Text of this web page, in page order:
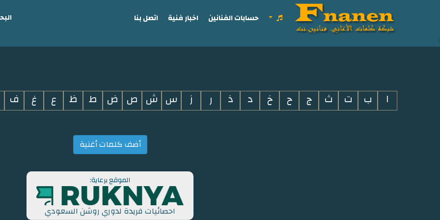
i
حسابات الفنانين اخبار فنية اتصل بنا
ا ب ت ث ج ح خ د ذ ر ز س ش ص ض ط ظ ع غ ف
أضف كلمات أغنية
الموقع برعاية:
احصائيات فريدة لدوري روشن السعودي